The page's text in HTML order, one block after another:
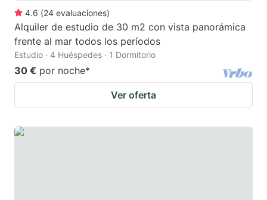
4.6 (24 evaluaciones)
Alquiler de estudio de 30 m2 con vista panorámica
frente al mar todos los períodos
Estudio · 4 Huéspedes · 1 Dormitorio
30 € por noche*
Ver oferta